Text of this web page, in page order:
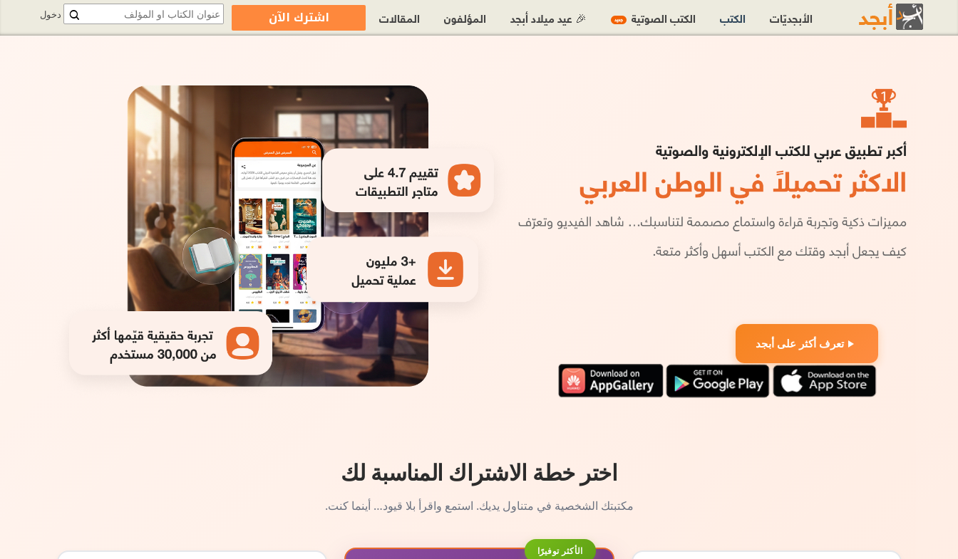
تعرف أكثر على أبجد
اختر خطة الاشتراك المناسبة لك
مكتبتك الشخصية في متناول يديك. استمع واقرأ بلا قيود… أينما كنت.
الأكثر توفيرًا
دخول الأبجديّات الكتب الكتب الصوتية جديد 🎉 عيد ميلاد أبجد المؤلفون المقالات اشترك الآن